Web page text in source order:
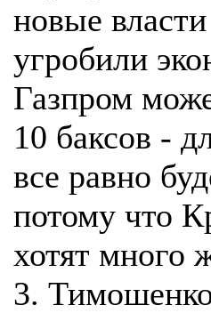
новые
угробили
Газпром
10 баксов -
все равно
потому что
хотят много
3.